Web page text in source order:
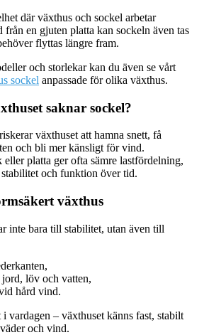
där växthus och sockel arbetar
en gjuten platta kan sockeln även tas
flyttas längre fram.
och storlekar kan du även se vårt
sockel anpassade för olika växthus.
saknar sockel?
växthuset att hamna snett, få
och bli mer känsligt för vind.
platta ger ofta sämre lastfördelning,
och funktion över tid.
växthus
inte bara till stabilitet, utan även till
löv och vatten,
hård vind.
vardagen – växthuset känns fast, stabilt
och vind.